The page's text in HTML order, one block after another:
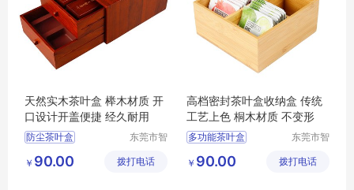
天然实木茶叶盒 榉木材质 开
口设计开盖便捷 经久耐用
防尘茶叶盒
多功能茶叶盒
东莞市智
限公司
￥ 90.00 拨打电话
高档密封茶叶盒收纳盒 传统
工艺上色 桐木材质 不变形
多功能茶叶盒
防尘茶叶盒
东莞市智
限公司
￥ 90.00 拨打电话